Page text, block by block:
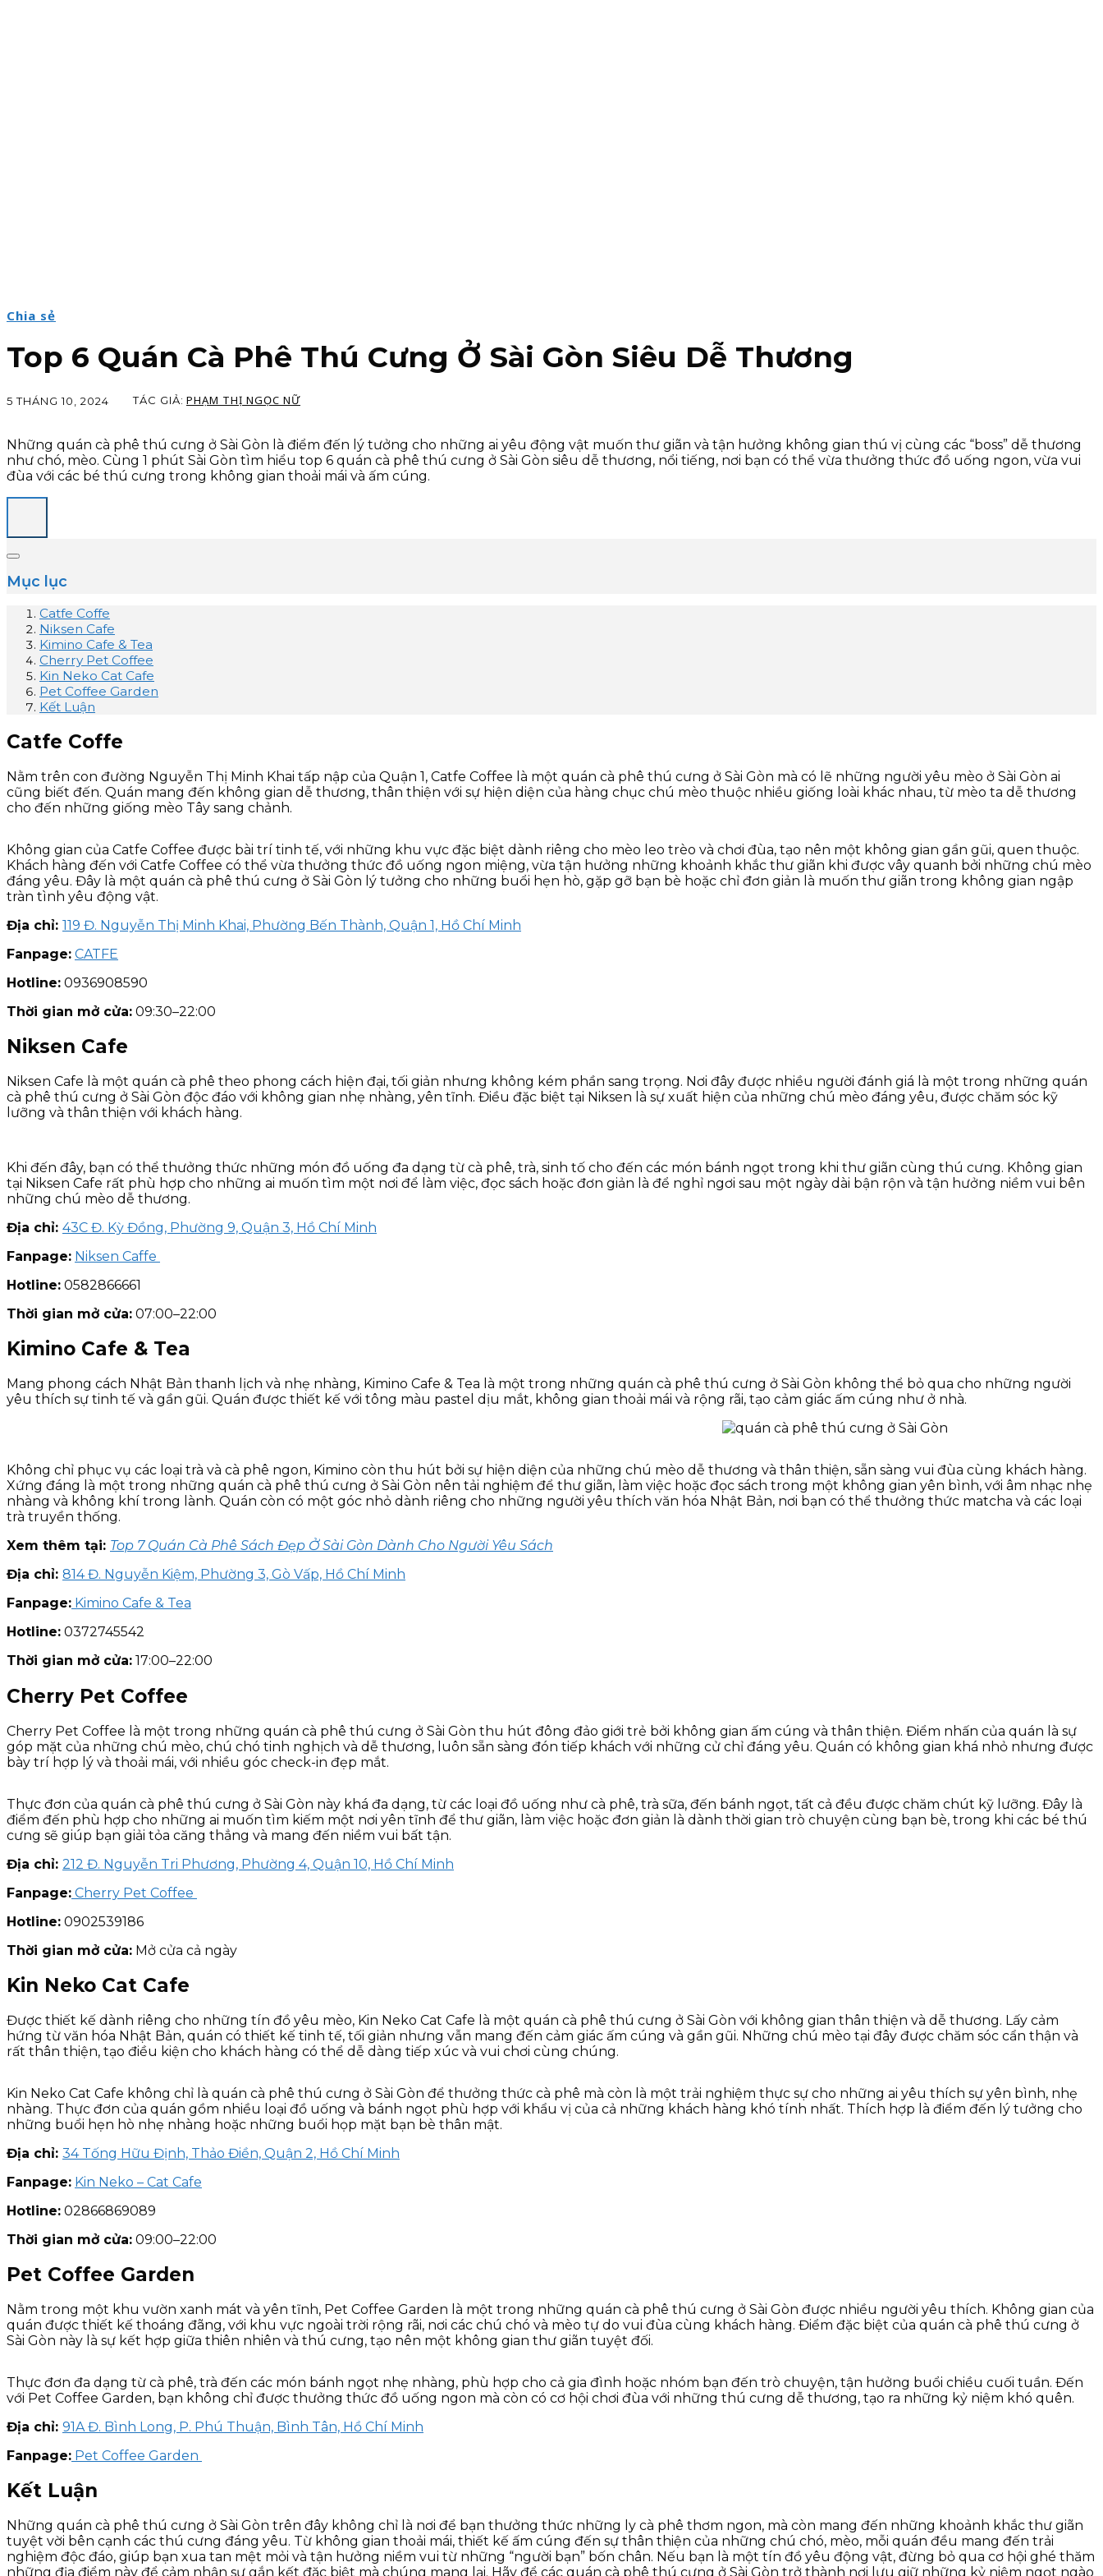
Chia sẻ
Top 6 Quán Cà Phê Thú Cưng Ở Sài Gòn Siêu Dễ Thương
5 THÁNG 10, 2024 TÁC GIẢ: PHẠM THỊ NGỌC NỮ
Những quán cà phê thú cưng ở Sài Gòn là điểm đến lý tưởng cho những ai yêu động vật muốn thư giãn và tận hưởng không gian thú vị cùng các “boss” dễ thương
như chó, mèo. Cùng 1 phút Sài Gòn tìm hiểu top 6 quán cà phê thú cưng ở Sài Gòn siêu dễ thương, nổi tiếng, nơi bạn có thể vừa thưởng thức đồ uống ngon, vừa vui
đùa với các bé thú cưng trong không gian thoải mái và ấm cúng.
Mục lục
Catfe Coffe
Niksen Cafe
Kimino Cafe & Tea
Cherry Pet Coffee
Kin Neko Cat Cafe
Pet Coffee Garden
Kết Luận
Catfe Coffe
Nằm trên con đường Nguyễn Thị Minh Khai tấp nập của Quận 1, Catfe Coffee là một quán cà phê thú cưng ở Sài Gòn mà có lẽ những người yêu mèo ở Sài Gòn ai
cũng biết đến. Quán mang đến không gian dễ thương, thân thiện với sự hiện diện của hàng chục chú mèo thuộc nhiều giống loài khác nhau, từ mèo ta dễ thương
cho đến những giống mèo Tây sang chảnh.
Không gian của Catfe Coffee được bài trí tinh tế, với những khu vực đặc biệt dành riêng cho mèo leo trèo và chơi đùa, tạo nên một không gian gần gũi, quen thuộc.
Khách hàng đến với Catfe Coffee có thể vừa thưởng thức đồ uống ngon miệng, vừa tận hưởng những khoảnh khắc thư giãn khi được vây quanh bởi những chú mèo
đáng yêu. Đây là một quán cà phê thú cưng ở Sài Gòn lý tưởng cho những buổi hẹn hò, gặp gỡ bạn bè hoặc chỉ đơn giản là muốn thư giãn trong không gian ngập
tràn tình yêu động vật.
Địa chỉ: 119 Đ. Nguyễn Thị Minh Khai, Phường Bến Thành, Quận 1, Hồ Chí Minh
Fanpage: CATFE
Hotline: 0936908590
Thời gian mở cửa: 09:30–22:00
Niksen Cafe
Niksen Cafe là một quán cà phê theo phong cách hiện đại, tối giản nhưng không kém phần sang trọng. Nơi đây được nhiều người đánh giá là một trong những quán
cà phê thú cưng ở Sài Gòn độc đáo với không gian nhẹ nhàng, yên tĩnh. Điều đặc biệt tại Niksen là sự xuất hiện của những chú mèo đáng yêu, được chăm sóc kỹ
lưỡng và thân thiện với khách hàng.
Khi đến đây, bạn có thể thưởng thức những món đồ uống đa dạng từ cà phê, trà, sinh tố cho đến các món bánh ngọt trong khi thư giãn cùng thú cưng. Không gian
tại Niksen Cafe rất phù hợp cho những ai muốn tìm một nơi để làm việc, đọc sách hoặc đơn giản là để nghỉ ngơi sau một ngày dài bận rộn và tận hưởng niềm vui bên
những chú mèo dễ thương.
Địa chỉ: 43C Đ. Kỳ Đồng, Phường 9, Quận 3, Hồ Chí Minh
Fanpage: Niksen Caffe
Hotline: 0582866661
Thời gian mở cửa: 07:00–22:00
Kimino Cafe & Tea
Mang phong cách Nhật Bản thanh lịch và nhẹ nhàng, Kimino Cafe & Tea là một trong những quán cà phê thú cưng ở Sài Gòn không thể bỏ qua cho những người
yêu thích sự tinh tế và gần gũi. Quán được thiết kế với tông màu pastel dịu mắt, không gian thoải mái và rộng rãi, tạo cảm giác ấm cúng như ở nhà.
Không chỉ phục vụ các loại trà và cà phê ngon, Kimino còn thu hút bởi sự hiện diện của những chú mèo dễ thương và thân thiện, sẵn sàng vui đùa cùng khách hàng.
Xứng đáng là một trong những quán cà phê thú cưng ở Sài Gòn nên tải nghiệm để thư giãn, làm việc hoặc đọc sách trong một không gian yên bình, với âm nhạc nhẹ
nhàng và không khí trong lành. Quán còn có một góc nhỏ dành riêng cho những người yêu thích văn hóa Nhật Bản, nơi bạn có thể thưởng thức matcha và các loại
trà truyền thống.
Xem thêm tại: Top 7 Quán Cà Phê Sách Đẹp Ở Sài Gòn Dành Cho Người Yêu Sách
Địa chỉ: 814 Đ. Nguyễn Kiệm, Phường 3, Gò Vấp, Hồ Chí Minh
Fanpage: Kimino Cafe & Tea
Hotline: 0372745542
Thời gian mở cửa: 17:00–22:00
Cherry Pet Coffee
Cherry Pet Coffee là một trong những quán cà phê thú cưng ở Sài Gòn thu hút đông đảo giới trẻ bởi không gian ấm cúng và thân thiện. Điểm nhấn của quán là sự
góp mặt của những chú mèo, chú chó tinh nghịch và dễ thương, luôn sẵn sàng đón tiếp khách với những cử chỉ đáng yêu. Quán có không gian khá nhỏ nhưng được
bày trí hợp lý và thoải mái, với nhiều góc check-in đẹp mắt.
Thực đơn của quán cà phê thú cưng ở Sài Gòn này khá đa dạng, từ các loại đồ uống như cà phê, trà sữa, đến bánh ngọt, tất cả đều được chăm chút kỹ lưỡng. Đây là
điểm đến phù hợp cho những ai muốn tìm kiếm một nơi yên tĩnh để thư giãn, làm việc hoặc đơn giản là dành thời gian trò chuyện cùng bạn bè, trong khi các bé thú
cưng sẽ giúp bạn giải tỏa căng thẳng và mang đến niềm vui bất tận.
Địa chỉ: 212 Đ. Nguyễn Tri Phương, Phường 4, Quận 10, Hồ Chí Minh
Fanpage: Cherry Pet Coffee
Hotline: 0902539186
Thời gian mở cửa: Mở cửa cả ngày
Kin Neko Cat Cafe
Được thiết kế dành riêng cho những tín đồ yêu mèo, Kin Neko Cat Cafe là một quán cà phê thú cưng ở Sài Gòn với không gian thân thiện và dễ thương. Lấy cảm
hứng từ văn hóa Nhật Bản, quán có thiết kế tinh tế, tối giản nhưng vẫn mang đến cảm giác ấm cúng và gần gũi. Những chú mèo tại đây được chăm sóc cẩn thận và
rất thân thiện, tạo điều kiện cho khách hàng có thể dễ dàng tiếp xúc và vui chơi cùng chúng.
Kin Neko Cat Cafe không chỉ là quán cà phê thú cưng ở Sài Gòn để thưởng thức cà phê mà còn là một trải nghiệm thực sự cho những ai yêu thích sự yên bình, nhẹ
nhàng. Thực đơn của quán gồm nhiều loại đồ uống và bánh ngọt phù hợp với khẩu vị của cả những khách hàng khó tính nhất. Thích hợp là điểm đến lý tưởng cho
những buổi hẹn hò nhẹ nhàng hoặc những buổi họp mặt bạn bè thân mật.
Địa chỉ: 34 Tống Hữu Định, Thảo Điền, Quận 2, Hồ Chí Minh
Fanpage: Kin Neko – Cat Cafe
Hotline: 02866869089
Thời gian mở cửa: 09:00–22:00
Pet Coffee Garden
Nằm trong một khu vườn xanh mát và yên tĩnh, Pet Coffee Garden là một trong những quán cà phê thú cưng ở Sài Gòn được nhiều người yêu thích. Không gian của
quán được thiết kế thoáng đãng, với khu vực ngoài trời rộng rãi, nơi các chú chó và mèo tự do vui đùa cùng khách hàng. Điểm đặc biệt của quán cà phê thú cưng ở
Sài Gòn này là sự kết hợp giữa thiên nhiên và thú cưng, tạo nên một không gian thư giãn tuyệt đối.
Thực đơn đa dạng từ cà phê, trà đến các món bánh ngọt nhẹ nhàng, phù hợp cho cả gia đình hoặc nhóm bạn đến trò chuyện, tận hưởng buổi chiều cuối tuần. Đến
với Pet Coffee Garden, bạn không chỉ được thưởng thức đồ uống ngon mà còn có cơ hội chơi đùa với những thú cưng dễ thương, tạo ra những kỷ niệm khó quên.
Địa chỉ: 91A Đ. Bình Long, P. Phú Thuận, Bình Tân, Hồ Chí Minh
Fanpage: Pet Coffee Garden
Kết Luận
Những quán cà phê thú cưng ở Sài Gòn trên đây không chỉ là nơi để bạn thưởng thức những ly cà phê thơm ngon, mà còn mang đến những khoảnh khắc thư giãn
tuyệt vời bên cạnh các thú cưng đáng yêu. Từ không gian thoải mái, thiết kế ấm cúng đến sự thân thiện của những chú chó, mèo, mỗi quán đều mang đến trải
nghiệm độc đáo, giúp bạn xua tan mệt mỏi và tận hưởng niềm vui từ những “người bạn” bốn chân. Nếu bạn là một tín đồ yêu động vật, đừng bỏ qua cơ hội ghé thăm
những địa điểm này để cảm nhận sự gắn kết đặc biệt mà chúng mang lại. Hãy để các quán cà phê thú cưng ở Sài Gòn trở thành nơi lưu giữ những kỷ niệm ngọt ngào